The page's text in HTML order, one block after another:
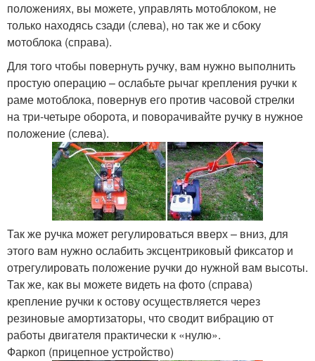
положениях, вы можете, управлять мотоблоком, не
только находясь сзади (слева), но так же и сбоку
мотоблока (справа).
Для того чтобы повернуть ручку, вам нужно выполнить
простую операцию – ослабьте рычаг крепления ручки к
раме мотоблока, повернув его против часовой стрелки
на три-четыре оборота, и поворачивайте ручку в нужное
положение (слева).
Так же ручка может регулироваться вверх – вниз, для
этого вам нужно ослабить эксцентриковый фиксатор и
отрегулировать положение ручки до нужной вам высоты.
Так же, как вы можете видеть на фото (справа)
крепление ручки к остову осуществляется через
резиновые амортизаторы, что сводит вибрацию от
работы двигателя практически к «нулю».
Фаркоп (прицепное устройство)